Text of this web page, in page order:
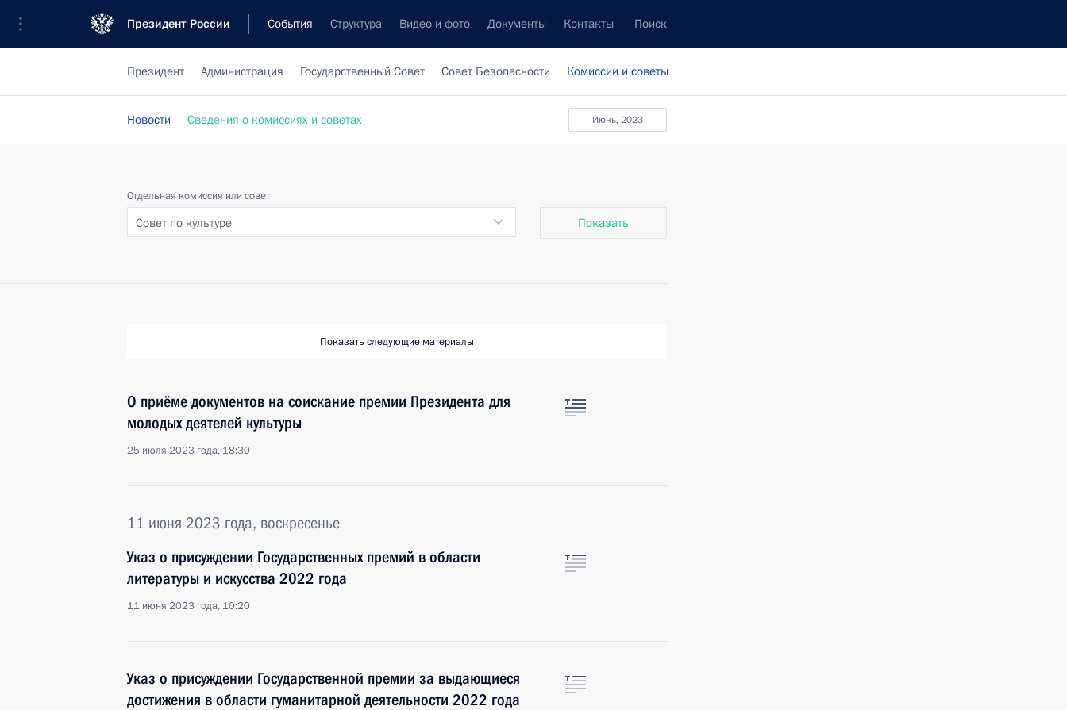
Президент России События Структура Видео и фото Документы Контакты Поиск
Президент Администрация Государственный Совет Совет Безопасности Комиссии и советы
июнь, 2023
Новости Сведения о комиссиях и советах
Отдельная комиссия или совет
Совет по культуре Показать
Показать следующие материалы
О приёме документов на соискание премии Президента для
молодых деятелей культуры
25 июля 2023 года, 18:30
11 июня 2023 года, воскресенье
Указ о присуждении Государственных премий в области
литературы и искусства 2022 года
11 июня 2023 года, 10:20
Указ о присуждении Государственной премии за выдающиеся
достижения в области гуманитарной деятельности 2022 года